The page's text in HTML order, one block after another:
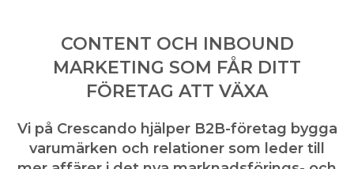
CONTENT OCH INBOUND
MARKETING SOM FÅR DITT
FÖRETAG ATT VÄXA
Vi på Crescando hjälper B2B-företag bygga
varumärken och relationer som leder till